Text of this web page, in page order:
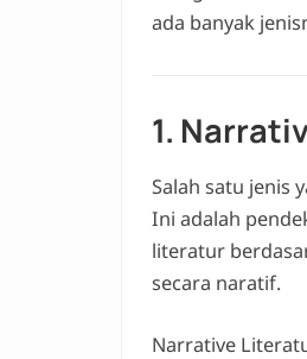
ada banyak
1.
Salah satu jenis
Ini adalah
literatur
secara naratif.
Narrative